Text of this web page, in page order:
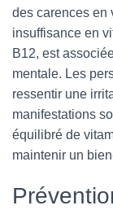
des carences en
insuffisance en
B12, est
mentale. Les
ressentir une
manifestations
équilibré de
maintenir un